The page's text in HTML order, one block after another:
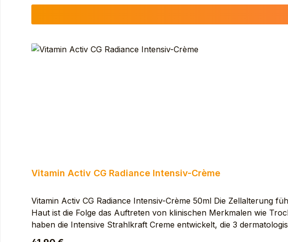
GLYCERIN. COCO-CAPRYLATE/CAPRATE. TRIBEHENIN PEG-
BUTTER). METHYL GLUCETH-20. DIMETHICONE. GLYCERYL
CARYOPHYLLENE. CALCIUM CHLORIDE. CAPRYLIC/CAPRIC
CROSSPOLYMER. DIMETHYL PHENETHYL ACETATE. DISODIUM
Vitamin Activ CG Radiance Intensiv-Crème
Vitamin Activ CG Radiance Intensiv-Crème 50ml Die Zellalterung
Haut ist die Folge das Auftreten von klinischen Merkmalen wie
haben die Intensive Strahlkraft Creme entwickelt, die 3
20 % Vitamin C entspricht**. [NIACINAMID] 6 %: regeneriert die